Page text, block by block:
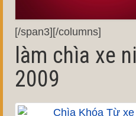
[/span3][/columns]
làm chìa xe
2009